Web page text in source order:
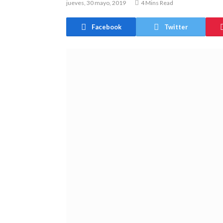
jueves, 30 mayo, 2019 4 Mins Read
Facebook Twitter